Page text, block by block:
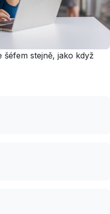
šéfem stejně, jako když